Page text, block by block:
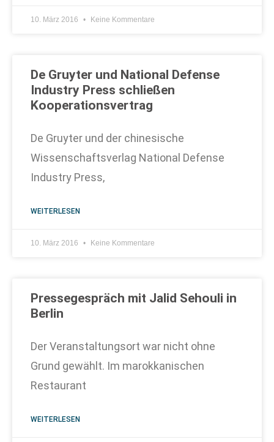
10. März 2016 Keine Kommentare
De Gruyter und National Defense
Industry Press schließen
Kooperationsvertrag
De Gruyter und der chinesische
Wissenschaftsverlag National Defense
Industry Press,
WEITERLESEN
10. März 2016 Keine Kommentare
Pressegespräch mit Jalid Sehouli in
Berlin
Der Veranstaltungsort war nicht ohne
Grund gewählt. Im marokkanischen
Restaurant
WEITERLESEN